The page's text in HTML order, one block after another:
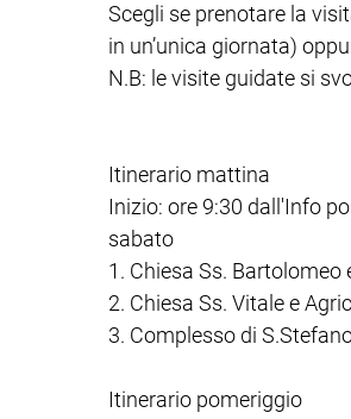
Scegli se prenotare la
in un’unica giornata)
N.B: le visite guidate si
Itinerario mattina
Inizio: ore 9:30 dall'Info
sabato
1. Chiesa Ss. Bartolomeo
2. Chiesa Ss. Vitale e
3. Complesso di
Itinerario pomeriggio